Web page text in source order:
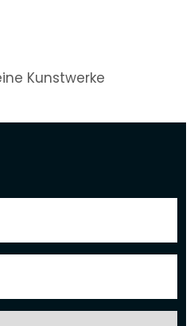
Kunstwerke